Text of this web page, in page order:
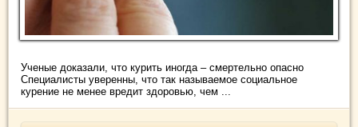
Ученые доказали, что курить иногда – смертельно опасно
Специалисты уверенны, что так называемое социальное
курение не менее вредит здоровью, чем ...